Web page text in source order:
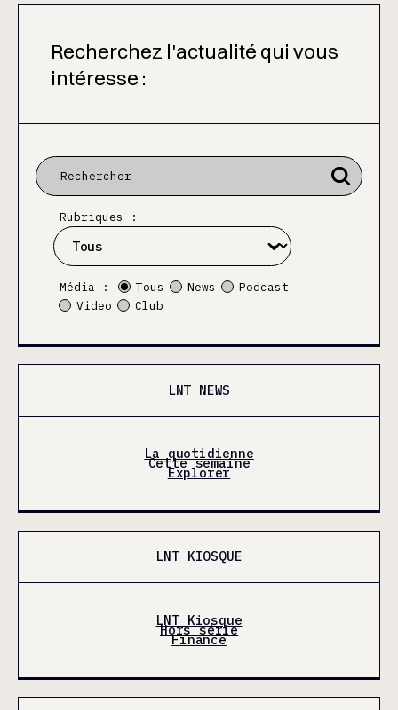
Recherchez l'actualité qui vous
intéresse :
Rubriques :
Média : Tous News
Podcast
Video
Club
LNT NEWS
La quotidienne
Cette semaine
Explorer
LNT KIOSQUE
LNT Kiosque
Hors série
Finance